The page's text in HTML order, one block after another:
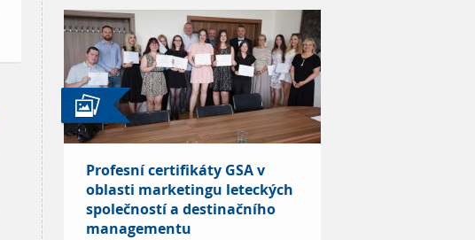
Profesní certifikáty GSA v
oblasti marketingu leteckých
společností a destinačního
managementu